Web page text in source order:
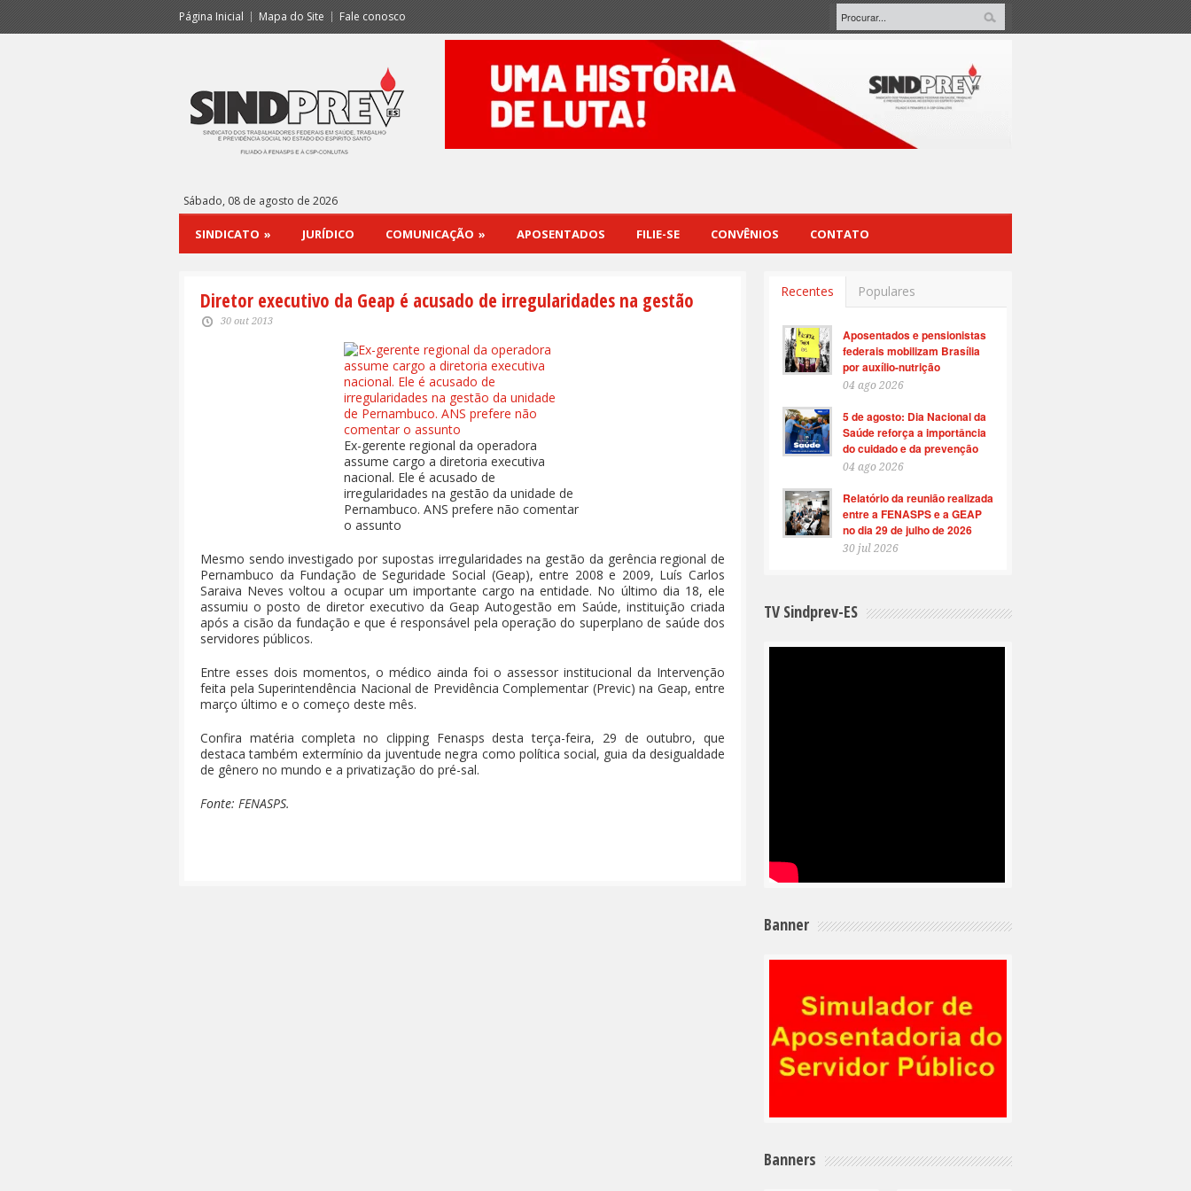
Página Inicial Mapa do Site Fale conosco
Sábado, 08 de agosto de 2026
SINDICATO » JURÍDICO COMUNICAÇÃO » APOSENTADOS FILIE-SE CONVÊNIOS CONTATO
Diretor executivo da Geap é acusado de irregularidades na gestão
30 out 2013
Ex-gerente regional da operadora
assume cargo a diretoria executiva
nacional. Ele é acusado de
irregularidades na gestão da unidade de
Pernambuco. ANS prefere não comentar
o assunto
Mesmo sendo investigado por supostas irregularidades na gestão da gerência regional de
Pernambuco da Fundação de Seguridade Social (Geap), entre 2008 e 2009, Luís Carlos
Saraiva Neves voltou a ocupar um importante cargo na entidade. No último dia 18, ele
assumiu o posto de diretor executivo da Geap Autogestão em Saúde, instituição criada
após a cisão da fundação e que é responsável pela operação do superplano de saúde dos
servidores públicos.
Entre esses dois momentos, o médico ainda foi o assessor institucional da Intervenção
feita pela Superintendência Nacional de Previdência Complementar (Previc) na Geap, entre
março último e o começo deste mês.
Confira matéria completa no clipping Fenasps desta terça-feira, 29 de outubro, que
destaca também extermínio da juventude negra como política social, guia da desigualdade
de gênero no mundo e a privatização do pré-sal.
Fonte: FENASPS.
Recentes Populares
Aposentados e pensionistas
federais mobilizam Brasília
por auxílio-nutrição
04 ago 2026
5 de agosto: Dia Nacional da
Saúde reforça a importância
do cuidado e da prevenção
04 ago 2026
Relatório da reunião realizada
entre a FENASPS e a GEAP
no dia 29 de julho de 2026
30 jul 2026
TV Sindprev-ES
Banner
Banners